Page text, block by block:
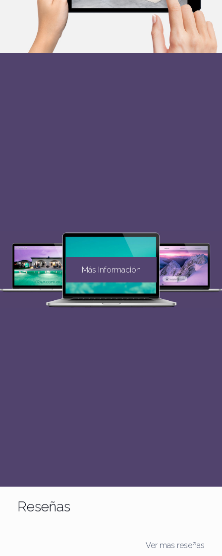
Más Información
Reseñas
Ver mas reseñas